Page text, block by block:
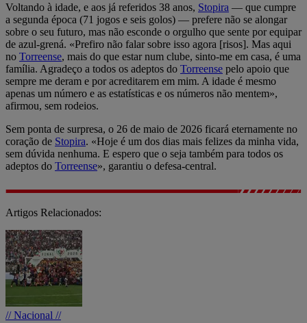
Voltando à idade, e aos já referidos 38 anos, Stopira — que cumpre
a segunda época (71 jogos e seis golos) — prefere não se alongar
sobre o seu futuro, mas não esconde o orgulho que sente por equipar
de azul-grená. «Prefiro não falar sobre isso agora [risos]. Mas aqui
no Torreense, mais do que estar num clube, sinto-me em casa, é uma
família. Agradeço a todos os adeptos do Torreense pelo apoio que
sempre me deram e por acreditarem em mim. A idade é mesmo
apenas um número e as estatísticas e os números não mentem»,
afirmou, sem rodeios.
Sem ponta de surpresa, o 26 de maio de 2026 ficará eternamente no
coração de Stopira. «Hoje é um dos dias mais felizes da minha vida,
sem dúvida nenhuma. E espero que o seja também para todos os
adeptos do Torreense», garantiu o defesa-central.
Artigos Relacionados:
// Nacional //